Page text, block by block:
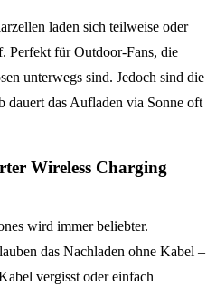
laden sich teilweise oder
Perfekt für Outdoor-Fans, die
unterwegs sind. Jedoch sind die
dauert das Aufladen via Sonne oft
Wireless Charging
wird immer beliebter.
das Nachladen ohne Kabel –
vergisst oder einfach